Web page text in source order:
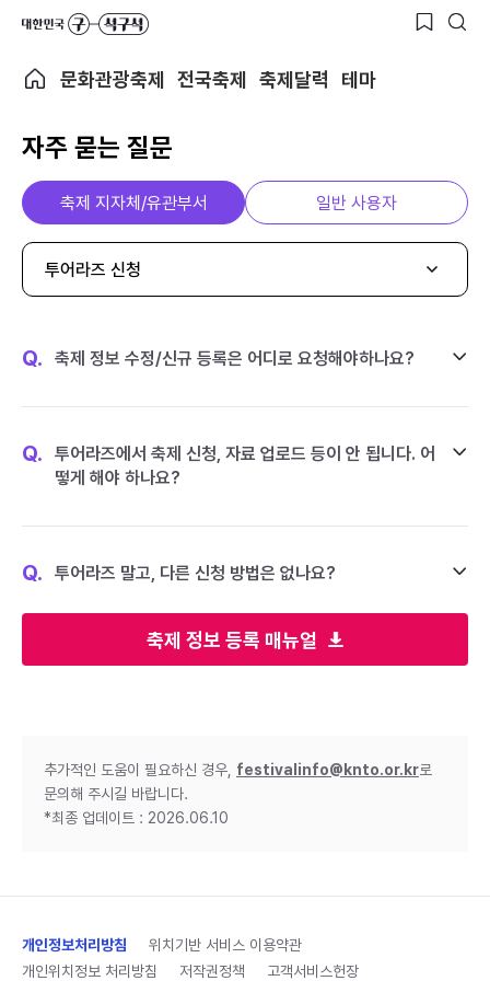
문화관광축제 전국축제 축제달력 테마
자주 묻는 질문
축제 정보 등록 매뉴얼
축제 지자체/유관부서 일반 사용자
투어라즈 신청
Q. 축제 정보 수정/신규 등록은 어디로 요청해야하나요?
Q.
투어라즈에서 축제 신청, 자료 업로드 등이 안 됩니다. 어
떻게 해야 하나요?
Q. 투어라즈 말고, 다른 신청 방법은 없나요?
추가적인 도움이 필요하신 경우, festivalinfo@knto.or.kr로
문의해 주시길 바랍니다.
*최종 업데이트 : 2026.06.10
개인정보처리방침
위치기반 서비스 이용약관
개인위치정보 처리방침
저작권정책 고객서비스헌장